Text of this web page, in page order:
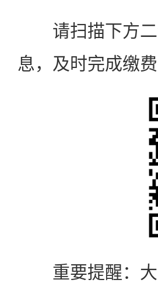
请扫描下方二
息，及时完成缴
重要提醒：大